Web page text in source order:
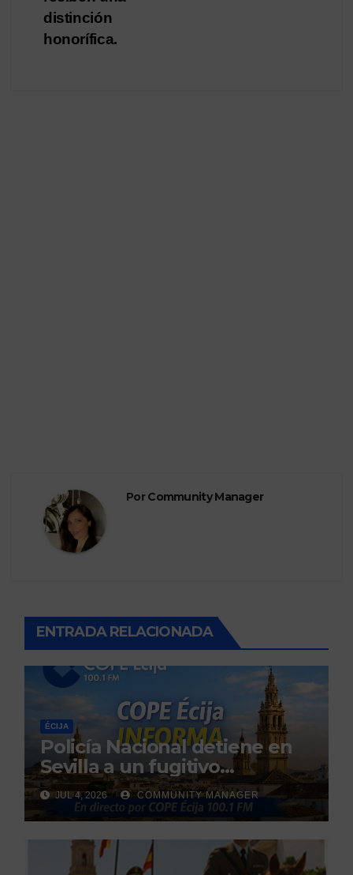
distinción
honorífica.
PorCommunity Manager
ENTRADA RELACIONADA
ÉCIJA
Policía Nacional detiene en
Sevilla a un fugitivo
reclamado por narcotráfico
tras no regresar a prisión
durante un permiso
penitenciario
JUL 4, 2026 COMMUNITY MANAGER